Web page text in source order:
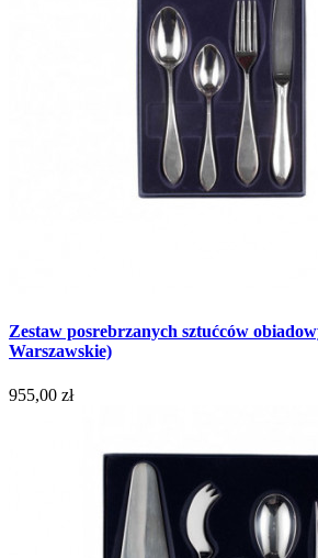
Zestaw posrebrzanych sztućców
Warszawskie)
955,00 zł